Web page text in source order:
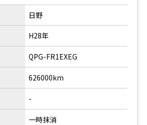
日野
H28年
QPG-FR1EXEG
626000km
-
一時抹消